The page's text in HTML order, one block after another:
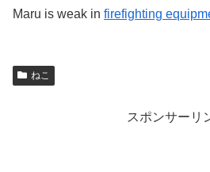
Maru is weak in firefighting
ねこ
スポンサーリ